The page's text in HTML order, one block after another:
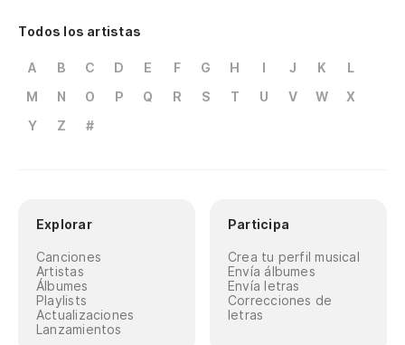
Todos los artistas
A B C D E F G H I J K
L
M
N O P Q R S T U V W
X
Y
Z #
Explorar
Canciones
Artistas
Álbumes
Playlists
Actualizaciones
Lanzamientos
Participa
Crea tu perfil musical
Envía álbumes
Envía letras
Correcciones de
letras